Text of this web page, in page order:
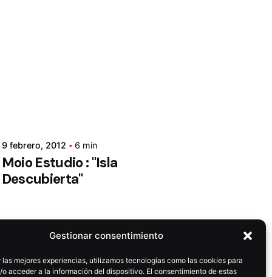
Gestionar consentimiento
las mejores experiencias, utilizamos tecnologías como las cookies para
o acceder a la información del dispositivo. El consentimiento de estas
9 febrero, 2012 6 min
Moio Estudio : "Isla
Descubierta"